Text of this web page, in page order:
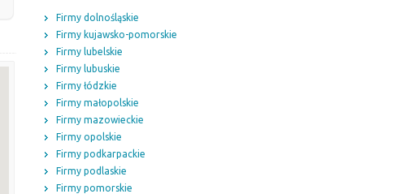
Firmy dolnośląskie
Firmy kujawsko-pomorskie
Firmy lubelskie
Firmy lubuskie
Firmy łódzkie
Firmy małopolskie
Firmy mazowieckie
Firmy opolskie
Firmy podkarpackie
Firmy podlaskie
Firmy pomorskie